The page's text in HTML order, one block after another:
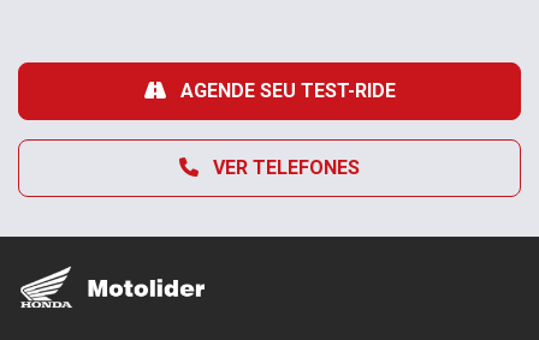
VER TELEFONES
AGENDE SEU TEST-RIDE